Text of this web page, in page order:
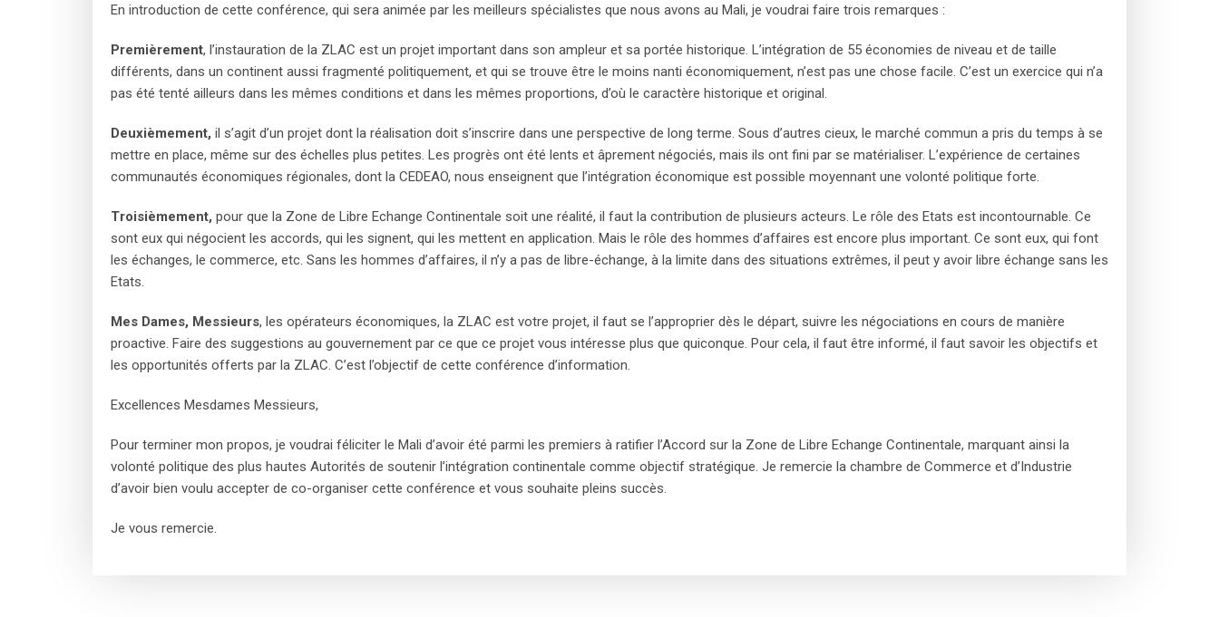
En introduction de cette conférence, qui sera animée par les meilleurs spécialistes que nous avons au Mali, je voudrai faire trois remarques :
Premièrement, l’instauration de la ZLAC est un projet important dans son ampleur et sa portée historique. L’intégration de 55 économies de niveau et de taille
différents, dans un continent aussi fragmenté politiquement, et qui se trouve être le moins nanti économiquement, n’est pas une chose facile. C’est un exercice qui n’a
pas été tenté ailleurs dans les mêmes conditions et dans les mêmes proportions, d’où le caractère historique et original.
Deuxièmement, il s’agit d’un projet dont la réalisation doit s’inscrire dans une perspective de long terme. Sous d’autres cieux, le marché commun a pris du temps à se
mettre en place, même sur des échelles plus petites. Les progrès ont été lents et âprement négociés, mais ils ont fini par se matérialiser. L’expérience de certaines
communautés économiques régionales, dont la CEDEAO, nous enseignent que l’intégration économique est possible moyennant une volonté politique forte.
Troisièmement, pour que la Zone de Libre Echange Continentale soit une réalité, il faut la contribution de plusieurs acteurs. Le rôle des Etats est incontournable. Ce
sont eux qui négocient les accords, qui les signent, qui les mettent en application. Mais le rôle des hommes d’affaires est encore plus important. Ce sont eux, qui font
les échanges, le commerce, etc. Sans les hommes d’affaires, il n’y a pas de libre-échange, à la limite dans des situations extrêmes, il peut y avoir libre échange sans les
Etats.
Mes Dames, Messieurs, les opérateurs économiques, la ZLAC est votre projet, il faut se l’approprier dès le départ, suivre les négociations en cours de manière
proactive. Faire des suggestions au gouvernement par ce que ce projet vous intéresse plus que quiconque. Pour cela, il faut être informé, il faut savoir les objectifs et
les opportunités offerts par la ZLAC. C’est l’objectif de cette conférence d’information.
Excellences Mesdames Messieurs,
Pour terminer mon propos, je voudrai féliciter le Mali d’avoir été parmi les premiers à ratifier l’Accord sur la Zone de Libre Echange Continentale, marquant ainsi la
volonté politique des plus hautes Autorités de soutenir l’intégration continentale comme objectif stratégique. Je remercie la chambre de Commerce et d’Industrie
d’avoir bien voulu accepter de co-organiser cette conférence et vous souhaite pleins succès.
Je vous remercie.